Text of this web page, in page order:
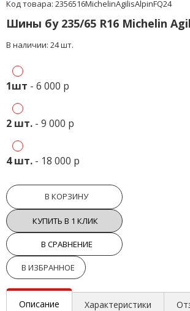
Код товара: 2356516MichelinAgilisAlpinFQ24
Шины бу 235/65 R16 Michelin
В наличии: 24 шт.
1шт - 6 000 р
2 шт. - 9 000 р
4 шт. - 18 000 р
В КОРЗИНУ
КУПИТЬ В 1 КЛИК
В СРАВНЕНИЕ
В ИЗБРАННОЕ
Описание Характеристики